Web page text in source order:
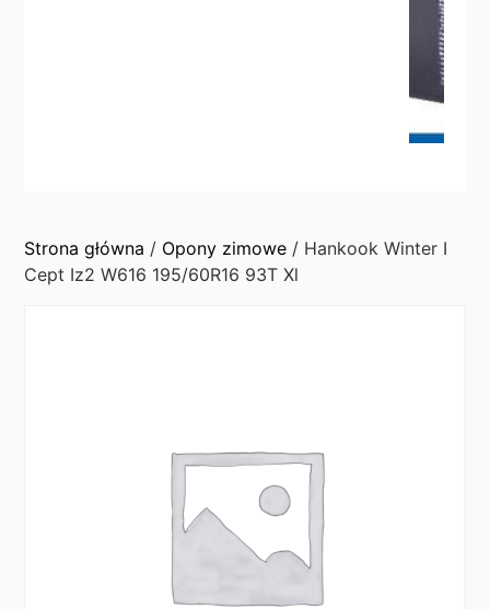
Strona główna / Opony zimowe / Hankook Winter I
Cept Iz2 W616 195/60R16 93T Xl